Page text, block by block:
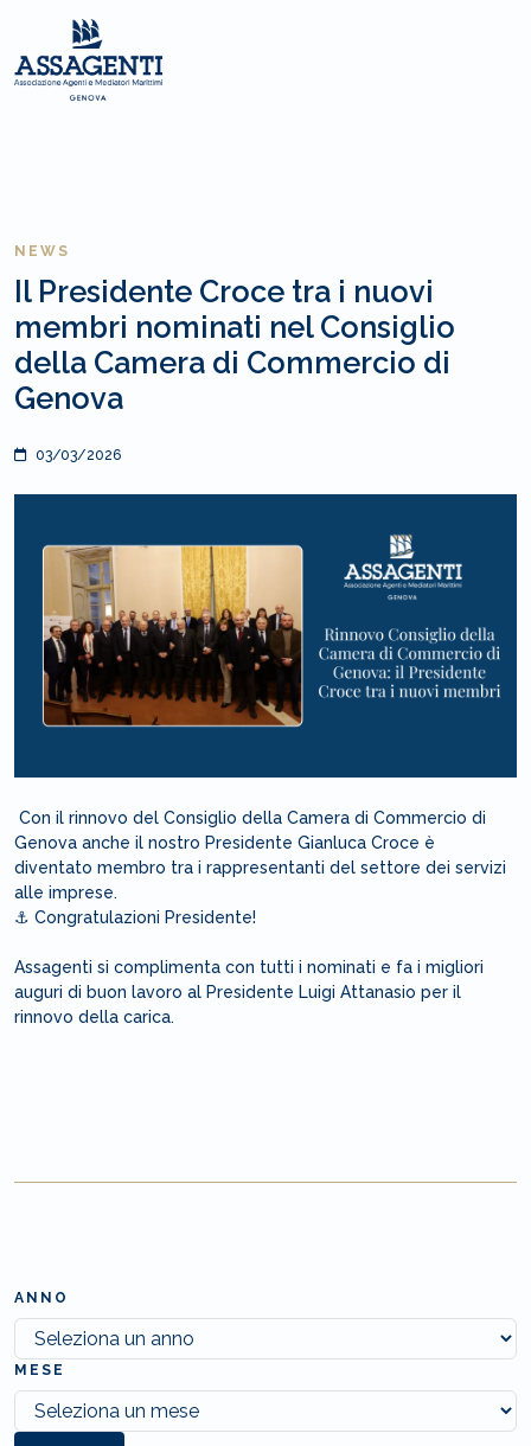
NEWS
Il Presidente Croce tra i nuovi
membri nominati nel Consiglio
della Camera di Commercio di
Genova
03/03/2026
Con il rinnovo del Consiglio della Camera di Commercio di
Genova anche il nostro Presidente Gianluca Croce è
diventato membro tra i rappresentanti del settore dei servizi
alle imprese.
⚓️ Congratulazioni Presidente!
Assagenti si complimenta con tutti i nominati e fa i migliori
auguri di buon lavoro al Presidente Luigi Attanasio per il
rinnovo della carica.
ANNO
MESE